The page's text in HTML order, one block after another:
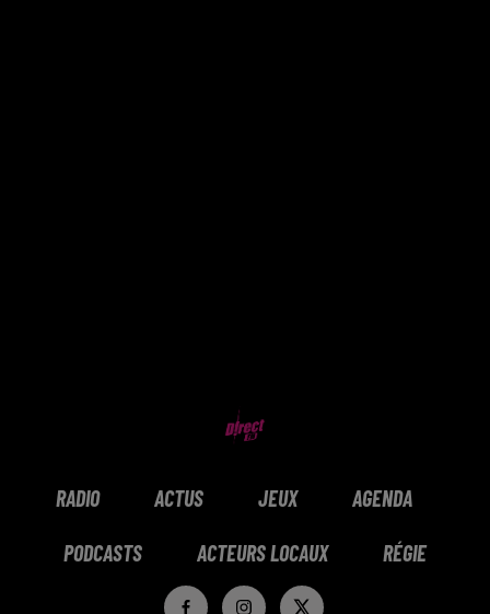
RADIO ACTUS JEUX AGENDA
PODCASTS ACTEURS LOCAUX RÉGIE